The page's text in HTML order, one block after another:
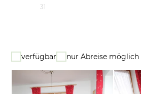
31
verfügbar nur Abreise möglich